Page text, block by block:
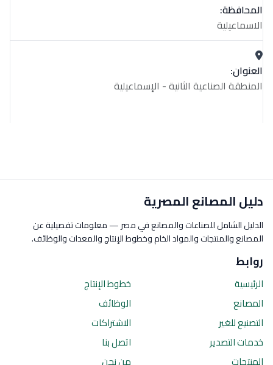
المحافظة:
الاسماعيلية
العنوان:
المنطقة الصناعية الثانية - الإسماعيلية
دليل المصانع المصرية
الدليل الشامل للصناعات والمصانع في مصر — معلومات تفصيلية عن
المصانع والمنتجات والمواد الخام وخطوط الإنتاج والمعدات والوظائف.
روابط
الرئيسية
المصانع
التصنيع للغير
خدمات التصدير
خطوط الإنتاج
الوظائف
الاشتراكات
اتصل بنا